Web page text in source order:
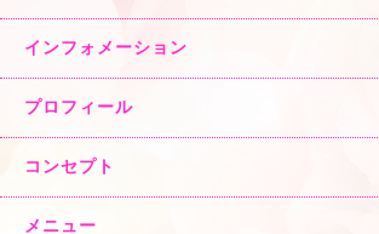
インフォメーション
プロフィール
コンセプト
メニュー